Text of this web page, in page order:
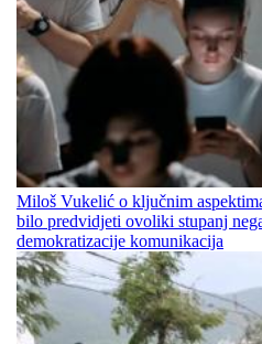
Miloš Vukelić o ključnim
bilo predvidjeti ovoliki stupanj
demokratizacije komunikacija